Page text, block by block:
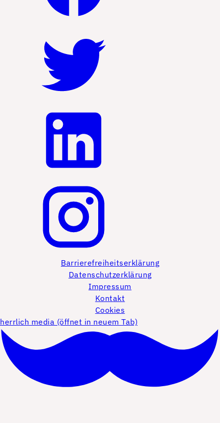
Barrierefreiheitserklärung
Datenschutzerklärung
Impressum
Kontakt
Cookies
herrlich media (öffnet in neuem Tab)